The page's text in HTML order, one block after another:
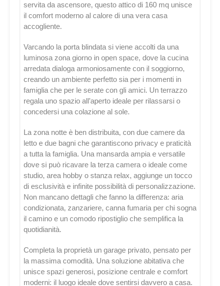
servita da ascensore, questo attico di 160 mq unisce
il comfort moderno al calore di una vera casa
accogliente.
Varcando la porta blindata si viene accolti da una
luminosa zona giorno in open space, dove la cucina
arredata dialoga armoniosamente con il soggiorno,
creando un ambiente perfetto sia per i momenti in
famiglia che per le serate con gli amici. Un terrazzo
regala uno spazio all’aperto ideale per rilassarsi o
concedersi una colazione al sole.
La zona notte è ben distribuita, con due camere da
letto e due bagni che garantiscono privacy e praticità
a tutta la famiglia. Una mansarda ampia e versatile
dove si può ricavare la terza camera o ideale come
studio, area hobby o stanza relax, aggiunge un tocco
di esclusività e infinite possibilità di personalizzazione.
Non mancano dettagli che fanno la differenza: aria
condizionata, zanzariere, canna fumaria per chi sogna
il camino e un comodo ripostiglio che semplifica la
quotidianità.
Completa la proprietà un garage privato, pensato per
la massima comodità. Una soluzione abitativa che
unisce spazi generosi, posizione centrale e comfort
moderni: il luogo ideale dove sentirsi davvero a casa.